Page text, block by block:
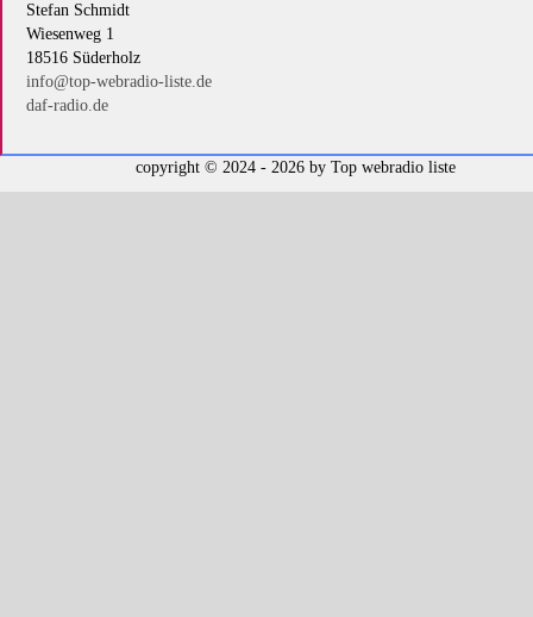
Stefan Schmidt
Wiesenweg 1
18516 Süderholz
info@top-webradio-liste.de
daf-radio.de
copyright © 2024 - 2026 by Top webradio liste